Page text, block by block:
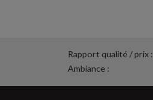
Rapport qualité / prix :
Ambiance :